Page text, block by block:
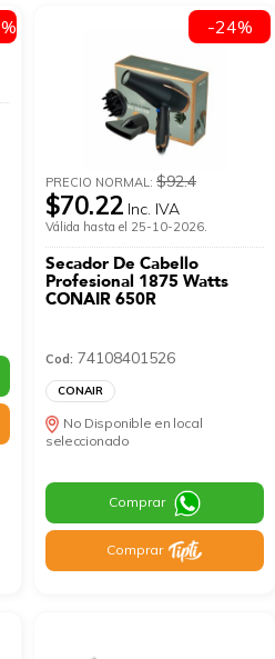
PRECIO NORMAL:$92.4
$70.22 Inc. IVA
Válida hasta el 25-10-2026.
Secador De Cabello
Profesional 1875 Watts
CONAIR 650R
Cod: 74108401526
CONAIR
No Disponible en local
seleccionado
Comprar
Comprar
-24%